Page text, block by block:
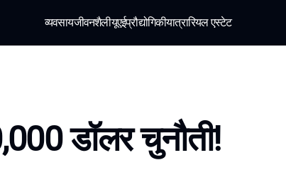
व्यवसायजीवनशैलीयूएईप्रौद्योगिकीयात्रारियल एस्टेट
डॉलर चुनौती!